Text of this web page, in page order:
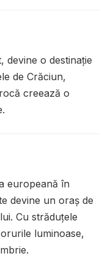
devine o destinație
de Crăciun,
creează o
europeană în
devine un oraș de
Cu străduțele
luminoase,